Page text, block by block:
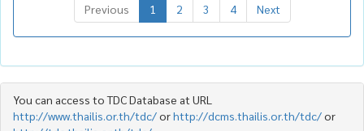
Previous
1 2 3 4 Next
You can access to TDC Database at URL
http://www.thailis.or.th/tdc/orhttp://dcms.thailis.or.th/tdc/or